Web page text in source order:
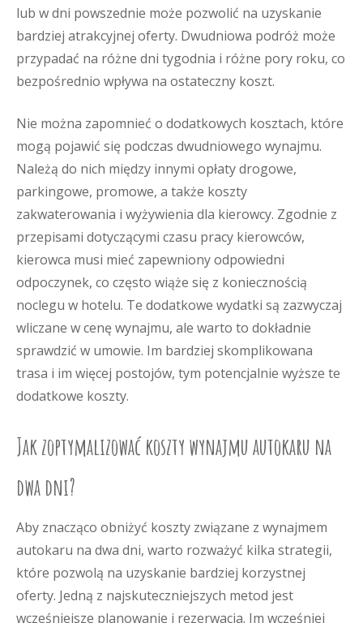
lub w dni powszednie może pozwolić na uzyskanie
bardziej atrakcyjnej oferty. Dwudniowa podróż może
przypadać na różne dni tygodnia i różne pory roku, co
bezpośrednio wpływa na ostateczny koszt.
Nie można zapomnieć o dodatkowych kosztach, które
mogą pojawić się podczas dwudniowego wynajmu.
Należą do nich między innymi opłaty drogowe,
parkingowe, promowe, a także koszty
zakwaterowania i wyżywienia dla kierowcy. Zgodnie z
przepisami dotyczącymi czasu pracy kierowców,
kierowca musi mieć zapewniony odpowiedni
odpoczynek, co często wiąże się z koniecznością
noclegu w hotelu. Te dodatkowe wydatki są zazwyczaj
wliczane w cenę wynajmu, ale warto to dokładnie
sprawdzić w umowie. Im bardziej skomplikowana
trasa i im więcej postojów, tym potencjalnie wyższe te
dodatkowe koszty.
Jak zoptymalizować koszty wynajmu autokaru na
dwa dni?
Aby znacząco obniżyć koszty związane z wynajmem
autokaru na dwa dni, warto rozważyć kilka strategii,
które pozwolą na uzyskanie bardziej korzystnej
oferty. Jedną z najskuteczniejszych metod jest
wcześniejsze planowanie i rezerwacja. Im wcześniej